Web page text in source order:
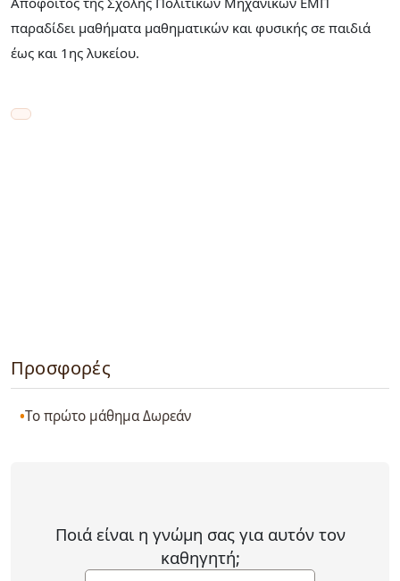
παραδίδει μαθήματα μαθηματικών και φυσικής σε παιδιά
έως και 1ης λυκείου.
Προσφορές
Το πρώτο μάθημα Δωρεάν
Ποιά είναι η γνώμη σας για αυτόν τον
καθηγητή;